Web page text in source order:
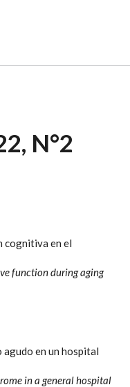
N°2
cognitiva en el
function during aging
en un hospital
in a general hospital